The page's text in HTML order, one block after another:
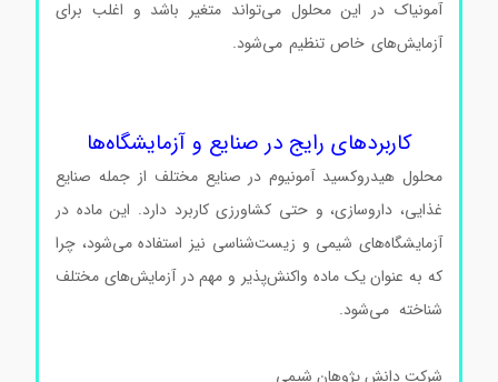
آمونیاک در این محلول می‌تواند متغیر باشد و اغلب برای
آزمایش‌های خاص تنظیم می‌شود.محلول هیدروکسید آمونیوم
کاربردهای رایج در صنایع و آزمایشگاه‌ها
محلول هیدروکسید آمونیوم در صنایع مختلف از جمله صنایع
غذایی، داروسازی، و حتی کشاورزی کاربرد دارد. این ماده در
آزمایشگاه‌های شیمی و زیست‌شناسی نیز استفاده می‌شود، چرا
که به عنوان یک ماده واکنش‌پذیر و مهم در آزمایش‌های مختلف
شناخته می‌شود.محلول هیدروکسید آمونیوم سیگما محلول
شرکت دانش پژوهان شیمی